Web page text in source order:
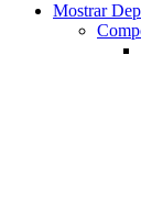
Mostrar